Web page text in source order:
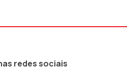
redes sociais